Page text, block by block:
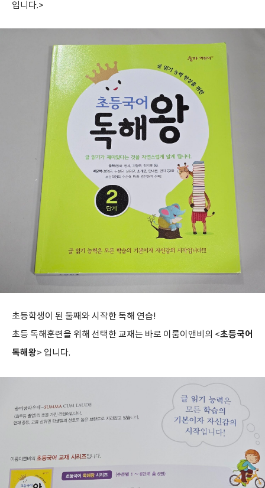
입니다.>
초등학생이 된 둘째와 시작한 독해 연습!
초등 독해훈련을 위해 선택한 교재는 바로 이룸이앤비의 <초등국어
독해왕> 입니다.